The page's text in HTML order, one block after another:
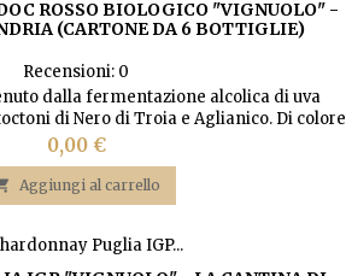
ROSSO BIOLOGICO "VIGNUOLO" -
(CARTONE DA 6 BOTTIGLIE)
Recensioni: 0
dalla fermentazione alcolica di uva
di Nero di Troia e Aglianico. Di colore
granata, armonioso, piacevole con
e e ribes. Ottimo con pasta, carni rosse e
stagionati.
Prezzo
0,00 €
Aggiungi al carrello